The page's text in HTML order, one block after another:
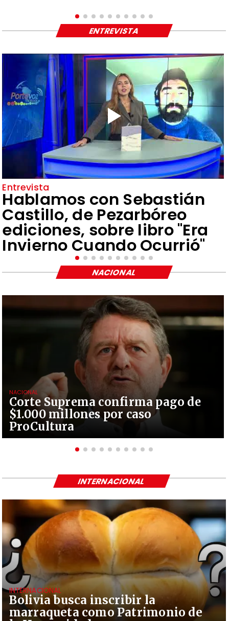
Entrevista
Hablamos con Sebastián
Castillo, de Pezarbóreo
ediciones, sobre libro "Era
Invierno Cuando Ocurrió"
ENTREVISTA
Corte Suprema confirma pago de
$1.000 millones por caso
ProCultura
NACIONAL
NACIONAL
Bolivia busca inscribir la
marraqueta como Patrimonio de
INTERNACIONAL
INTERNACIONAL